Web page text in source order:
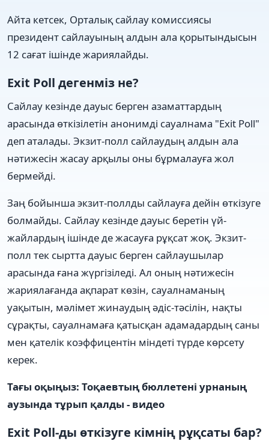
Айта кетсек, Орталық сайлау комиссиясы
президент сайлауының алдын ала қорытындысын
12 сағат ішінде жариялайды.
Exit Poll дегенміз не?
Сайлау кезінде дауыс берген азаматтардың
арасында өткізілетін анонимді сауалнама "Exit Poll"
деп аталады. Экзит-полл сайлаудың алдын ала
нәтижесін жасау арқылы оны бұрмалауға жол
бермейді.
Заң бойынша экзит-поллды сайлауға дейін өткізуге
болмайды. Сайлау кезінде дауыс беретін үй-
жайлардың ішінде де жасауға рұқсат жоқ. Экзит-
полл тек сыртта дауыс берген сайлаушылар
арасында ғана жүргізіледі. Ал оның нәтижесін
жариялағанда ақпарат көзін, сауалнаманың
уақытын, мәлімет жинаудың әдіс-тәсілін, нақты
сұрақты, сауалнамаға қатысқан адамадардың саны
мен қателік коэффицентін міндеті түрде көрсету
керек.
Тағы оқыңыз: Тоқаевтың бюллетені урнаның
аузында тұрып қалды - видео
Exit Poll-ды өткізуге кімнің рұқсаты бар?